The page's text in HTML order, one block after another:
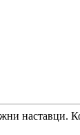
наставци.